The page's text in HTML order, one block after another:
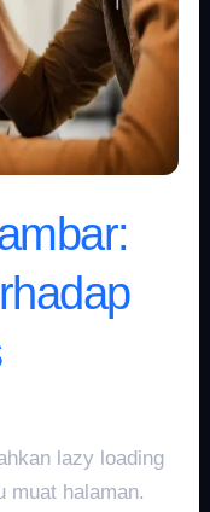
lazy loading
muat halaman.